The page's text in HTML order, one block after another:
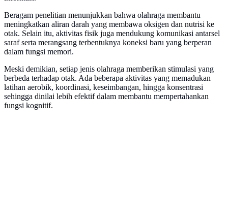
Beragam penelitian menunjukkan bahwa olahraga membantu
meningkatkan aliran darah yang membawa oksigen dan nutrisi ke
otak. Selain itu, aktivitas fisik juga mendukung komunikasi antarsel
saraf serta merangsang terbentuknya koneksi baru yang berperan
dalam fungsi memori.
Meski demikian, setiap jenis olahraga memberikan stimulasi yang
berbeda terhadap otak. Ada beberapa aktivitas yang memadukan
latihan aerobik, koordinasi, keseimbangan, hingga konsentrasi
sehingga dinilai lebih efektif dalam membantu mempertahankan
fungsi kognitif.